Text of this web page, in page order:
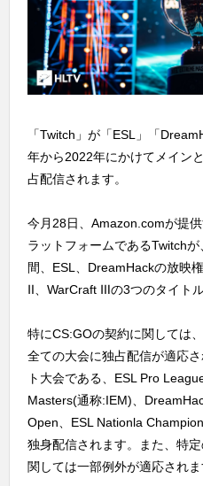
「Twitch」が「ESL」「
年から2022年にかけてメイン
占配信されます。
今月28日、Amazon.comが提
ラットフォームであるTwitch
間、ESL、DreamHackの放映
Ⅱ、WarCraft Ⅲの3つのタイト
特にCS:GOの契約に関しては
全ての大会に独占配信が適応
ト大会である、ESL Pro
Masters(通称:IEM)、
Open、ESL Nationla
独身配信されます。また、特
関しては一部例外が適応されま